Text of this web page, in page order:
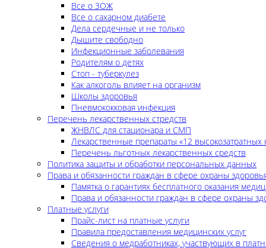
Все о ЗОЖ
Все о сахарном диабете
Дела сердечные и не только
Дышите свободно
Инфекционные заболевания
Родителям о детях
Стоп - туберкулез
Как алкоголь влияет на организм
Школы здоровья
Пневмококковая инфекция
Перечень лекарственных стредств
ЖНВЛС для стационара и СМП
Лекарственные препараты «12 высокозатратных
Перечень льготных лекарственных средств
Политика защиты и обработки персональных данных
Права и обязанности граждан в сфере охраны
Памятка о гарантиях бесплатного оказания
Права и обязанности граждан в сфере охраны
Платные услуги
Прайс-лист на платные услуги
Правила предоставления медицинских услуг
Сведения о медработниках, участвующих в